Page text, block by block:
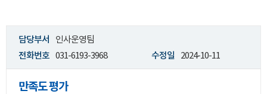
담당부서
인사운영팀
전화번호 031-6193-3968 수정일 2024-10-11
만족도 평가